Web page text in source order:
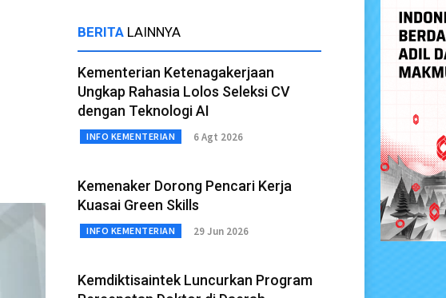
BERITA LAINNYA
Kementerian Ketenagakerjaan
Ungkap Rahasia Lolos Seleksi CV
dengan Teknologi AI
INFO KEMENTERIAN 6 Agt 2026
Kemenaker Dorong Pencari Kerja
Kuasai Green Skills
INFO KEMENTERIAN 29 Jun 2026
Kemdiktisaintek Luncurkan Program